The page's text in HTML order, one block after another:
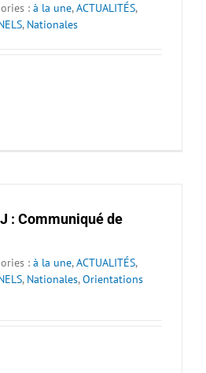
: à la une,ACTUALITÉS,
, Nationales
: Communiqué de
: à la une,ACTUALITÉS,
, Nationales,Orientations